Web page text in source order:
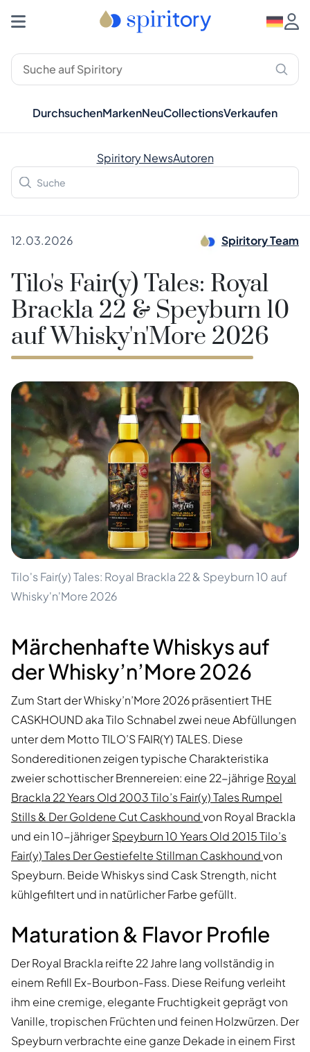
DurchsuchenMarkenNeuCollectionsVerkaufen
Spiritory NewsAutoren
12.03.2026 Spiritory Team
Tilo's Fair(y) Tales: Royal
Brackla 22 & Speyburn 10
auf Whisky'n'More 2026
Tilo's Fair(y) Tales: Royal Brackla 22 & Speyburn 10 auf
Whisky'n'More 2026
Märchenhafte Whiskys auf
der Whisky’n’More 2026
Zum Start der Whisky’n’More 2026 präsentiert THE
CASKHOUND aka Tilo Schnabel zwei neue Abfüllungen
unter dem Motto TILO’S FAIR(Y) TALES. Diese
Sondereditionen zeigen typische Charakteristika
zweier schottischer Brennereien: eine 22-jährige Royal
Brackla 22 Years Old 2003 Tilo’s Fair(y) Tales Rumpel
Stills & Der Goldene Cut Caskhoundvon Royal Brackla
und ein 10-jährigerSpeyburn 10 Years Old 2015 Tilo’s
Fair(y) Tales Der Gestiefelte Stillman Caskhoundvon
Speyburn. Beide Whiskys sind Cask Strength, nicht
kühlgefiltert und in natürlicher Farbe gefüllt.
Maturation & Flavor Profile
Der Royal Brackla reifte 22 Jahre lang vollständig in
einem Refill Ex-Bourbon-Fass. Diese Reifung verleiht
ihm eine cremige, elegante Fruchtigkeit geprägt von
Vanille, tropischen Früchten und feinen Holzwürzen. Der
Speyburn verbrachte eine ganze Dekade in einem First